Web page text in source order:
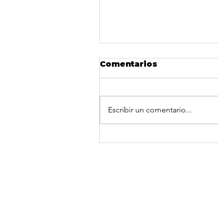
Comentarios
Escribir un comentario...